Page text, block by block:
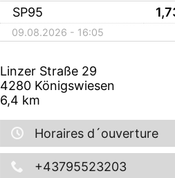
SP95
09.08.2026 - 16:05
Linzer Straße 29
4280 Königswiesen
6,4 km
Horaires d´ouverture
+43795523203